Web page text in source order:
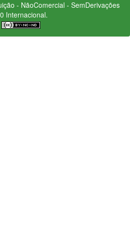
- NãoComercial - SemDerivações
Internacional.